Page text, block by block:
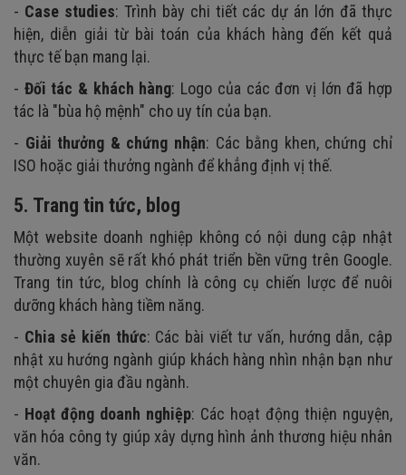
- Case studies: Trình bày chi tiết các dự án lớn đã thực
hiện, diễn giải từ bài toán của khách hàng đến kết quả
thực tế bạn mang lại.
- Đối tác & khách hàng: Logo của các đơn vị lớn đã hợp
tác là "bùa hộ mệnh" cho uy tín của bạn.
- Giải thưởng & chứng nhận: Các bằng khen, chứng chỉ
ISO hoặc giải thưởng ngành để khẳng định vị thế.
5. Trang tin tức, blog
Một website doanh nghiệp không có nội dung cập nhật
thường xuyên sẽ rất khó phát triển bền vững trên Google.
Trang tin tức, blog chính là công cụ chiến lược để nuôi
dưỡng khách hàng tiềm năng.
- Chia sẻ kiến thức: Các bài viết tư vấn, hướng dẫn, cập
nhật xu hướng ngành giúp khách hàng nhìn nhận bạn như
một chuyên gia đầu ngành.
- Hoạt động doanh nghiệp: Các hoạt động thiện nguyện,
văn hóa công ty giúp xây dựng hình ảnh thương hiệu nhân
văn.